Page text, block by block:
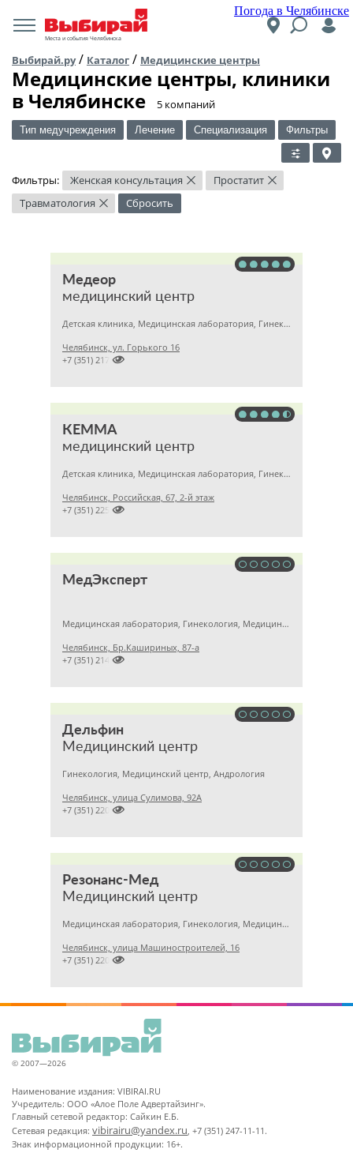
Погода в Челябинске
Места и события Челябинска
Выбирай.ру/ Каталог / Медицинские центры
Медицинские центры, клиники
в Челябинске
​5 компаний
Тип медучреждения Лечение Специализация Фильтры
Фильтры: Женская консультация × Простатит ×
Травматология × Сбросить
Медеор
медицинский центр
Детская клиника, Медицинская лаборатория, Гинекология
Челябинск, ул. Горького 16

+7 (351) 2172376
КЕММА
медицинский центр
Детская клиника, Медицинская лаборатория, Гинекология
Челябинск, Российская, 67, 2-й этаж

+7 (351) 2256145
МедЭксперт
Медицинская лаборатория, Гинекология, Медицинский центр
Челябинск, Бр.Кашириных, 87-а

+7 (351) 2140314
Дельфин
Медицинский центр
Гинекология, Медицинский центр, Андрология
Челябинск, улица Сулимова, 92А

+7 (351) 2201843
Резонанс-Мед
Медицинский центр
Медицинская лаборатория, Гинекология, Медицинский центр
Челябинск, улица Машиностроителей, 16

+7 (351) 2201031
© 2007—2026
Наименование издания: VIBIRAI.RU
Учредитель: ООО «Алое Поле Адвертайзинг».
Главный сетевой редактор: Сайкин Е.Б.
Сетевая редакция: vibirairu@yandex.ru, +7 (351) 247-11-11.
Знак информационной продукции: 16+.